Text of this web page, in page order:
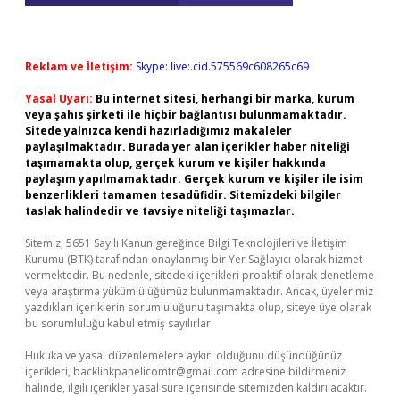
Reklam ve İletişim: Skype: live:.cid.575569c608265c69
Yasal Uyarı: Bu internet sitesi, herhangi bir marka, kurum
veya şahıs şirketi ile hiçbir bağlantısı bulunmamaktadır.
Sitede yalnızca kendi hazırladığımız makaleler
paylaşılmaktadır. Burada yer alan içerikler haber niteliği
taşımamakta olup, gerçek kurum ve kişiler hakkında
paylaşım yapılmamaktadır. Gerçek kurum ve kişiler ile isim
benzerlikleri tamamen tesadüfidir. Sitemizdeki bilgiler
taslak halindedir ve tavsiye niteliği taşımazlar.
Sitemiz, 5651 Sayılı Kanun gereğince Bilgi Teknolojileri ve İletişim
Kurumu (BTK) tarafından onaylanmış bir Yer Sağlayıcı olarak hizmet
vermektedir. Bu nedenle, sitedeki içerikleri proaktif olarak denetleme
veya araştırma yükümlülüğümüz bulunmamaktadır. Ancak, üyelerimiz
yazdıkları içeriklerin sorumluluğunu taşımakta olup, siteye üye olarak
bu sorumluluğu kabul etmiş sayılırlar.
Hukuka ve yasal düzenlemelere aykırı olduğunu düşündüğünüz
içerikleri, backlinkpanelicomtr@gmail.com adresine bildirmeniz
halinde, ilgili içerikler yasal süre içerisinde sitemizden kaldırılacaktır.